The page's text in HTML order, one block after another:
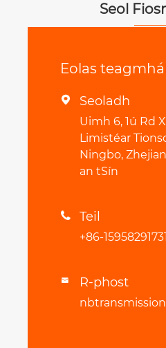
Seol
Eolas
 Seoladh
Uimh 6, 1ú Rd
Limistéar
Ningbo,
an tSín
 Teil
+86-15958291731
 R-phost